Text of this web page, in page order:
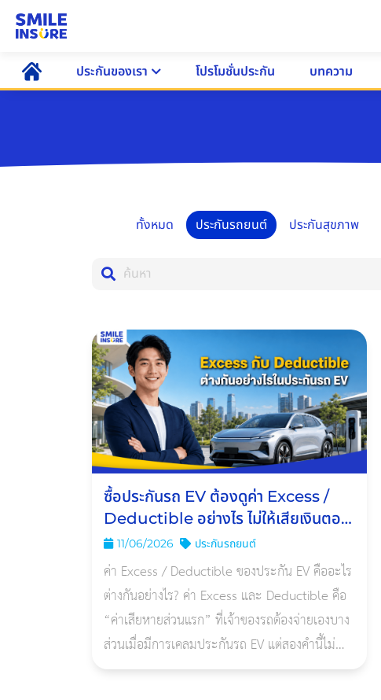
ประกันของเรา โปรโมชั่นประกัน บทความ
ทั้งหมด ประกันรถยนต์ ประกันสุขภาพ
ซื้อประกันรถ EV ต้องดูค่า Excess /
Deductible อย่างไร ไม่ให้เสียเงินตอน
เคลม
11/06/2026 ประกันรถยนต์
ค่า Excess / Deductible ของประกัน EV คืออะไร
ต่างกันอย่างไร? ค่า Excess และ Deductible คือ
“ค่าเสียหายส่วนแรก” ที่เจ้าของรถต้องจ่ายเองบาง
ส่วนเมื่อมีการเคลมประกันรถ EV แต่สองคำนี้ไม่
เหมือนกัน โดย Excess มักเกิดจากเงื่อนไขการเคลม